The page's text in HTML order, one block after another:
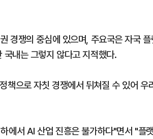
경쟁의 중심에 있으며, 주요국은 자국
내는 그렇지 않다고 지적했다.
책으로 자칫 경쟁에서 뒤쳐질 수 있어 우
에서 AI 산업 진흥은 불가하다"면서 "플